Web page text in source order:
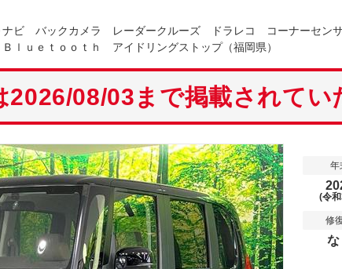
ビ バックカメラ レーダークルーズ ドラレコ コーナーセン
ｕｅｔｏｏｔｈ アイドリングストップ（福岡県）
2026/08/03まで掲載されてい
年
(令
修
な